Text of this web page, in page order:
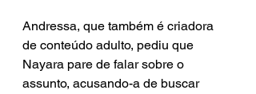
Andressa, que também é criadora
de conteúdo adulto, pediu que
Nayara pare de falar sobre o
assunto, acusando-a de buscar